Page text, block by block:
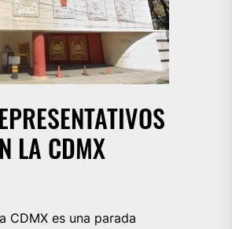
LA CDMX
CDMX es una parada